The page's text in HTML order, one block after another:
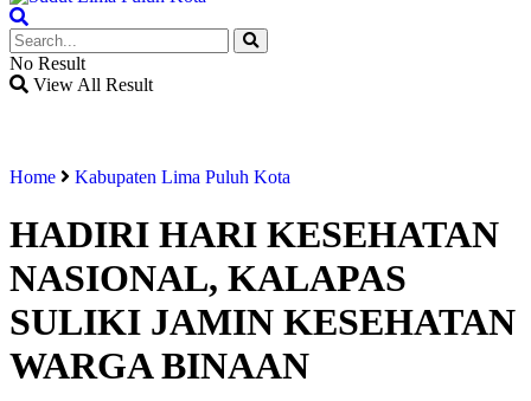
No Result
View All Result
Home Kabupaten Lima Puluh Kota
HADIRI HARI KESEHATAN
NASIONAL, KALAPAS
SULIKI JAMIN KESEHATAN
WARGA BINAAN